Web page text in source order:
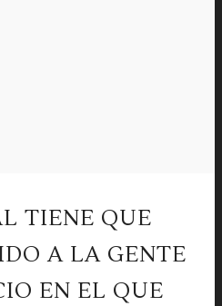
TIENE QUE
A LA GENTE
EN EL QUE